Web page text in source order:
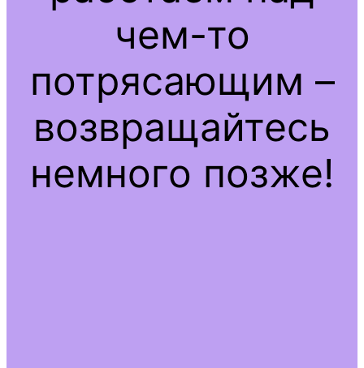
чем-то
потрясающим –
возвращайтесь
немного позже!